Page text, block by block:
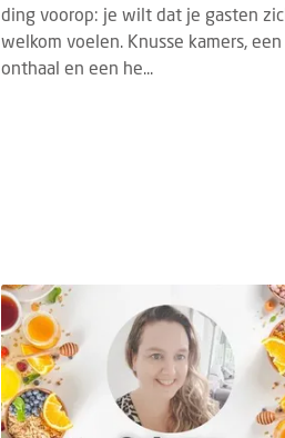
ding voorop: je wilt dat je gasten
welkom voelen. Knusse kamers,
onthaal en een he...